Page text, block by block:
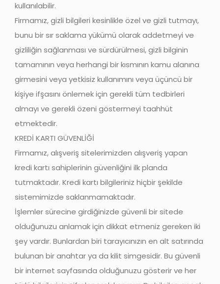
kullanılabilir.
Firmamız, gizli bilgileri kesinlikle özel ve gizli tutmayı,
bunu bir sır saklama yükümü olarak addetmeyi ve
gizliliğin sağlanması ve sürdürülmesi, gizli bilginin
tamamının veya herhangi bir kısmının kamu alanına
girmesini veya yetkisiz kullanımını veya üçüncü bir
kişiye ifşasını önlemek için gerekli tüm tedbirleri
almayı ve gerekli özeni göstermeyi taahhüt
etmektedir.
KREDİ KARTI GÜVENLİĞİ
Firmamız, alışveriş sitelerimizden alışveriş yapan
kredi kartı sahiplerinin güvenliğini ilk planda
tutmaktadır. Kredi kartı bilgileriniz hiçbir şekilde
sistemimizde saklanmamaktadır.
İşlemler sürecine girdiğinizde güvenli bir sitede
olduğunuzu anlamak için dikkat etmeniz gereken iki
şey vardır. Bunlardan biri tarayıcınızın en alt satırında
bulunan bir anahtar ya da kilit simgesidir. Bu güvenli
bir internet sayfasında olduğunuzu gösterir ve her